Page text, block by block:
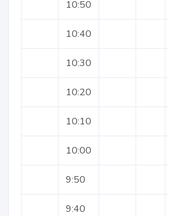
10:50
10:40
10:30
10:20
10:10
10:00
9:50
9:40